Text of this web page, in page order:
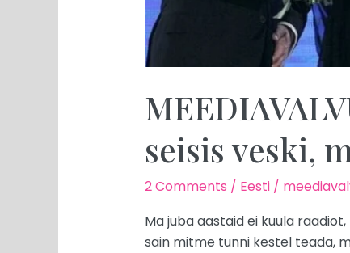
seisis veski,
2 Comments / Eesti/
Ma juba aastaid ei kuula
sain mitme tunni kestel teada,